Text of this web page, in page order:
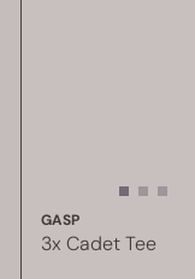
GASP
3x Cadet Tee